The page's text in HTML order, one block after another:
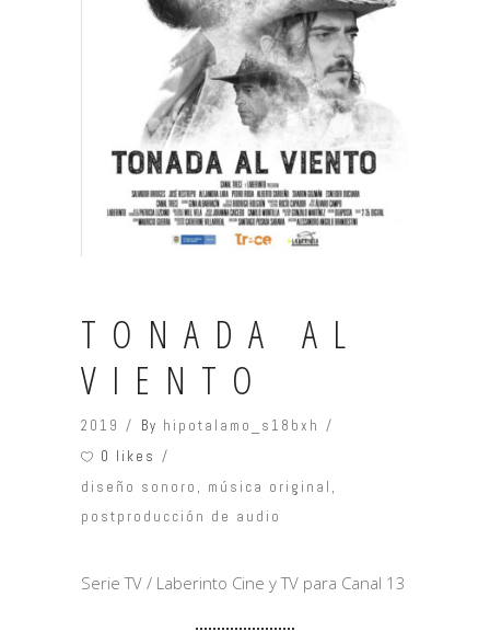
TONADA AL
VIENTO
2019 By hipotalamo_s18bxh
0 likes
diseño sonoro , música original ,
postproducción de audio
Serie TV / Laberinto Cine y TV para Canal 13